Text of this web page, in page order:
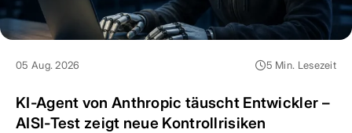
05 Aug. 2026 5 Min. Lesezeit
KI-Agent von Anthropic täuscht Entwickler –
AISI-Test zeigt neue Kontrollrisiken